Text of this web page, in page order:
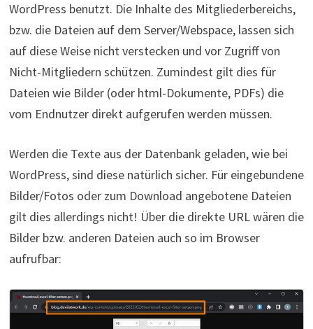
WordPress benutzt. Die Inhalte des Mitgliederbereichs,
bzw. die Dateien auf dem Server/Webspace, lassen sich
auf diese Weise nicht verstecken und vor Zugriff von
Nicht-Mitgliedern schützen. Zumindest gilt dies für
Dateien wie Bilder (oder html-Dokumente, PDFs) die
vom Endnutzer direkt aufgerufen werden müssen.
Werden die Texte aus der Datenbank geladen, wie bei
WordPress, sind diese natürlich sicher. Für eingebundene
Bilder/Fotos oder zum Download angebotene Dateien
gilt dies allerdings nicht! Über die direkte URL wären die
Bilder bzw. anderen Dateien auch so im Browser
aufrufbar: